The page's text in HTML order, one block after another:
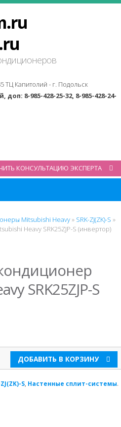
ТЦ Капитолий - г. Подольск
доп: 8-985-428-25-32, 8-985-428-24-
КОНСУЛЬТАЦИЮ ЭКСПЕРТА
Mitsubishi Heavy» SRK-ZJ(ZK)-S »
Heavy SRK25ZJP-S (инвертор)
SRK25ZJP-S
ДОБАВИТЬ В КОРЗИНУ
S Настенные сплит-системы.